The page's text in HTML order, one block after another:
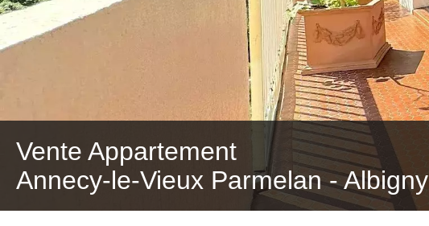
Vente Appartement
Annecy-le-Vieux Parmelan - Albigny